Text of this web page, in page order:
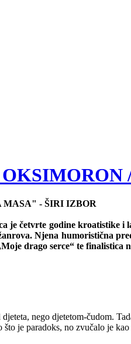
- ŠIRI IZBOR
je četvrte godine kroatistike
Njena humoristična
drago serce“ te
nego djetetom-čudom.
što je paradoks, no zvučalo je